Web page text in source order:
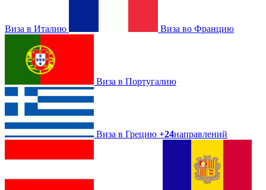
Виза в Италию Виза во Францию
Виза в Португалию
Виза в Грецию +24направлений